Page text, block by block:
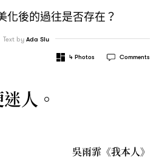
化後的過往是否存在？
Text byAda Siu
4 Photos Comments
人。
吳雨霏《我本人》